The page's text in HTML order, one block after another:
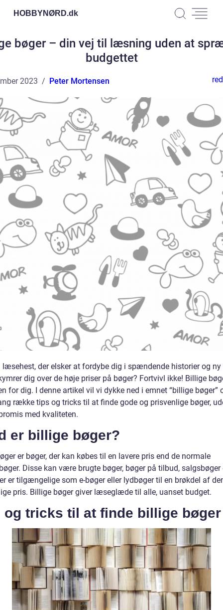
HOBBYNØRD.dk
bøger – din vej til læsning uden at
budgettet
2023 Peter Mortensen
læsehest, der elsker at fordybe dig i spændende historier og ny
dig over de høje priser på bøger? Fortvivl ikke! Billige
for dig. I denne artikel vil vi dykke ned i emnet “billige bøger”
række tips og tricks til at finde gode og prisvenlige bøger,
med kvaliteten.
er billige bøger?
er bøger, der kan købes til en lavere pris end de normale
Disse kan være brugte bøger, bøger på tilbud, salgsbøger
er tilgængelige som e-bøger eller lydbøger til en brøkdel af
pris. Billige bøger giver læseglæde til alle, uanset budget.
og tricks til at finde billige bøger